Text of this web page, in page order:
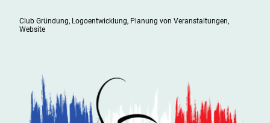
Club Gründung, Logoentwicklung, Planung von Veranstaltungen,
Website